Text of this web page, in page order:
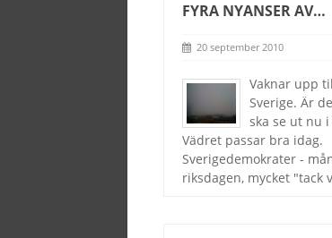
FYRA NYANSER AV…
20 september 2010
Vaknar upp
Sverige. Är
ska se ut nu
Vädret passar bra idag.
Sverigedemokrater -
riksdagen, mycket "tack